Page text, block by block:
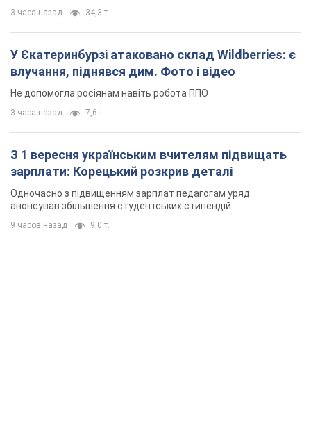
3 часа назад 34,3 т.
У Єкатеринбурзі атаковано склад Wildberries: є
влучання, піднявся дим. Фото і відео
Не допомогла росіянам навіть робота ППО
3 часа назад 7,6 т.
З 1 вересня українським вчителям підвищать
зарплати: Корецький розкрив деталі
Одночасно з підвищенням зарплат педагогам уряд
анонсував збільшення студентських стипендій
9 часов назад 9,0 т.